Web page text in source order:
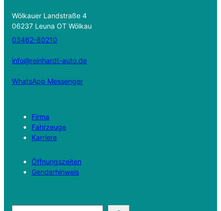
Wölkauer Landstraße 4
06237 Leuna OT Wölkau
03462-80210
info@reinhardt-auto.de
WhatsApp Messenger
Firma
Fahrzeuge
Karriere
Öffnungszeiten
Genderhinweis